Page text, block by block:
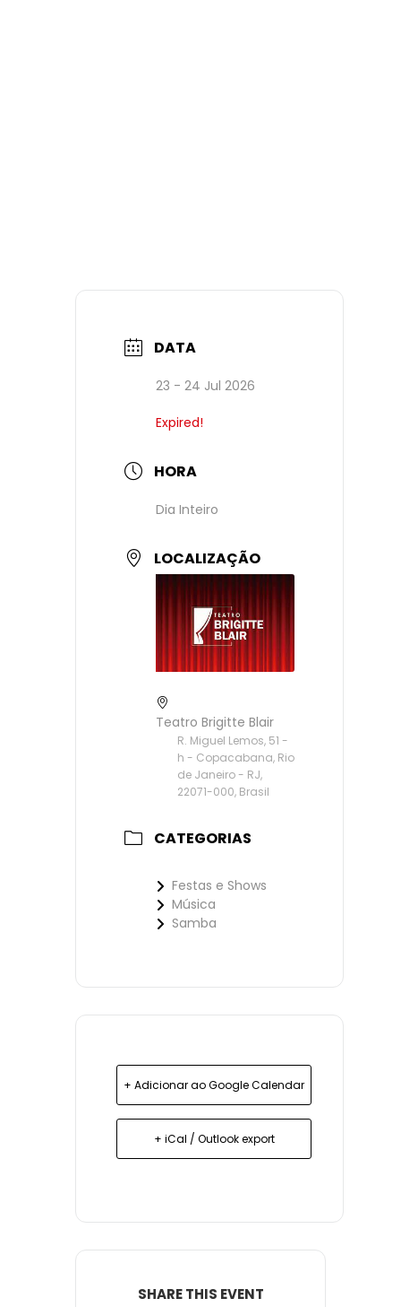
DATA
23 - 24 Jul 2026
Expired!
HORA
Dia Inteiro
LOCALIZAÇÃO
Teatro Brigitte Blair
R. Miguel Lemos, 51 -
h - Copacabana, Rio
de Janeiro - RJ,
22071-000, Brasil
CATEGORIAS
Festas e Shows
Música
Samba
+ Adicionar ao Google Calendar
+ iCal / Outlook export
SHARE THIS EVENT